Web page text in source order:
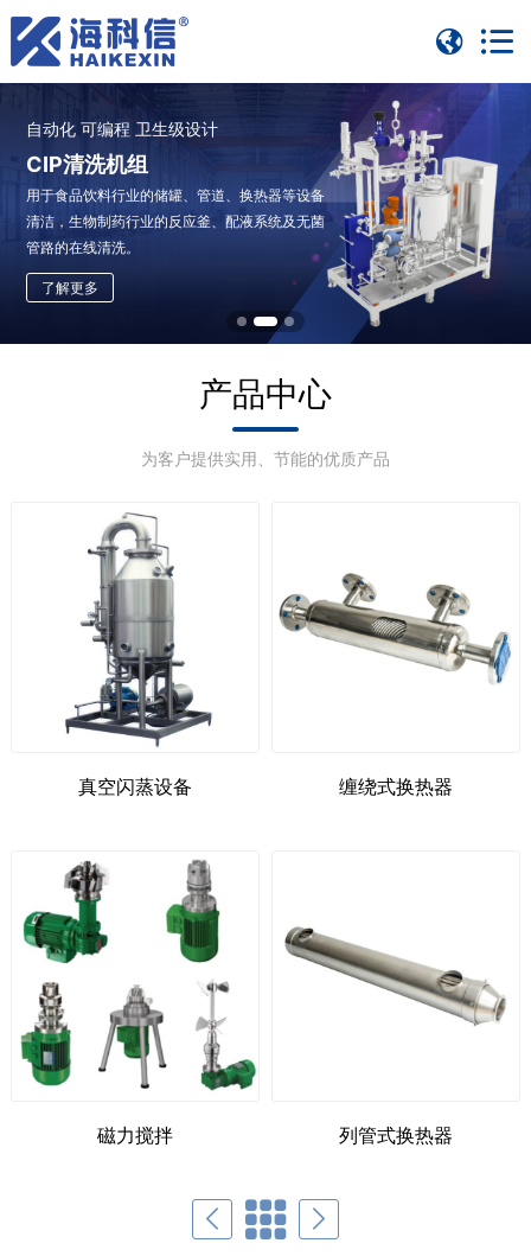
卫生级无缝洁净
卫生级管中管换热器
精准控流换热 智能合规适配 支持在线清洗 模块化
易集成
了解更多
自动化 可编程 卫生级设计
CIP清洗机组
用于食品饮料行业的储罐、管道、换热器等设备
清洁，生物制药行业的反应釜、配液系统及无菌
管路的在线清洗。
了解更多
支持与现有生产线系统集成
管式巴氏杀菌机
适用于食品饮料行业中热敏性物料的低温杀菌处
理
了解详情
产品中心
为客户提供实用、节能的优质产品
真空闪蒸设备
磁力搅拌
缠绕式换热器
列管式换热器